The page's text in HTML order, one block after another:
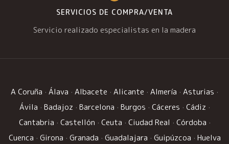
SERVICIOS DE COMPRA/VENTA
Servicio realizado especialistas en la madera
A Coruña · Álava · Albacete · Alicante · Almería · Asturias ·
Ávila · Badajoz · Barcelona · Burgos · Cáceres · Cádiz ·
Cantabria · Castellón · Ceuta · Ciudad Real · Córdoba ·
Cuenca · Girona · Granada · Guadalajara · Guipúzcoa · Huelva